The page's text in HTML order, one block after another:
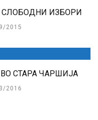
ИЗБОРИ
2015
СТАРА ЧАРШИЈА
2016